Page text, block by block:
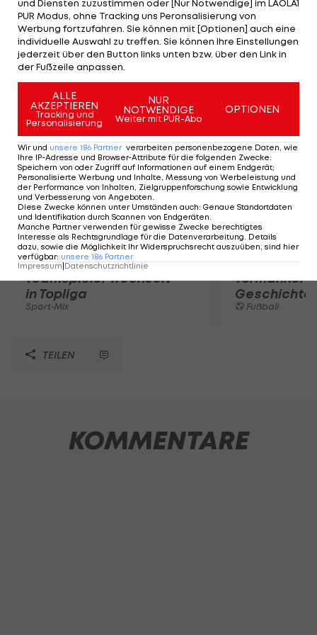
Fähigkeiten. In der letzten Saison wurde er
viertbester Torschütze in der CIS und hatte bei
den Junioren eine sehr erfolgreiche Karriere", so
Bären-Coach Marty Raymond.
Mehr zum Thema
Karrieresprung! ÖVV-
Teamspieler wechselt
in Topliga
Sport-Mix
Die
Tormänner
Geschichte
Fußball
TEILEN
KOMMENTARE
und Diensten zuzustimmen oder [Nur Notwendige] im LAOLA1
PUR Modus, ohne Tracking uns Peronsalisierung von
Werbung fortzufahren. Sie können mit [Optionen] auch eine
individuelle Auswahl zu treffen. Sie können Ihre Einstellungen
jederzeit über den Button links unten bzw. über den Link in
der Fußzeile anpassen.
ALLE
AKZEPTIEREN
Tracking und
Personalisierung
NUR
NOTWENDIGE
Weiter mit PUR-Abo
OPTIONEN
Wir und unsere 186 Partner verarbeiten personenbezogene Daten, wie
Ihre IP-Adresse und Browser-Attribute für die folgenden Zwecke:
Speichern von oder Zugriff auf Informationen auf einem Endgerät;
Personalisierte Werbung und Inhalte, Messung von Werbeleistung und
der Performance von Inhalten, Zielgruppenforschung sowie Entwicklung
und Verbesserung von Angeboten.
Diese Zwecke können unter Umständen auch: Genaue Standortdaten
und Identifikation durch Scannen von Endgeräten.
Manche Partner verwenden für gewisse Zwecke berechtigtes
Interesse als Rechtsgrundlage für die Datenverarbeitung. Details
dazu, sowie die Möglichkeit Ihr Widerspruchsrecht auszuüben, sind hier
verfügbar: unsere 186 Partner
Impressum Datenschutzrichtlinie